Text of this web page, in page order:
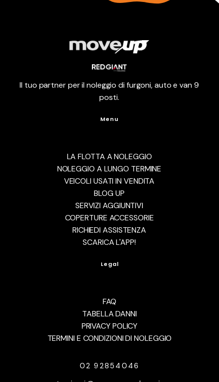
Il tuo partner per il noleggio di furgoni, auto e van 9
posti.
Menu
LA FLOTTA A NOLEGGIO
NOLEGGIO A LUNGO TERMINE
VEICOLI USATI IN VENDITA
BLOG UP
SERVIZI AGGIUNTIVI
COPERTURE ACCESSORIE
RICHIEDI ASSISTENZA
SCARICA L'APP!
Legal
FAQ
TABELLA DANNI
PRIVACY POLICY
TERMINI E CONDIZIONI DI NOLEGGIO
02 92854046